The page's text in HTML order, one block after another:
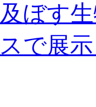
及ぼす
で展